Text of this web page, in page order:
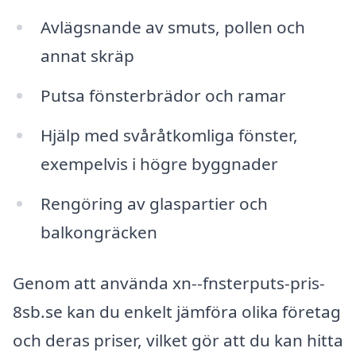
Avlägsnande av smuts, pollen och
annat skräp
Putsa fönsterbrädor och ramar
Hjälp med svåråtkomliga fönster,
exempelvis i högre byggnader
Rengöring av glaspartier och
balkongräcken
Genom att använda xn--fnsterputs-pris-
8sb.se kan du enkelt jämföra olika företag
och deras priser, vilket gör att du kan hitta